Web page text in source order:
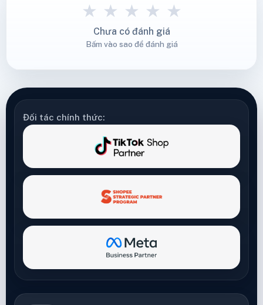
★ ★ ★ ★ ★
Chưa có đánh giá
Bấm vào sao để đánh giá
Đối tác chính thức: